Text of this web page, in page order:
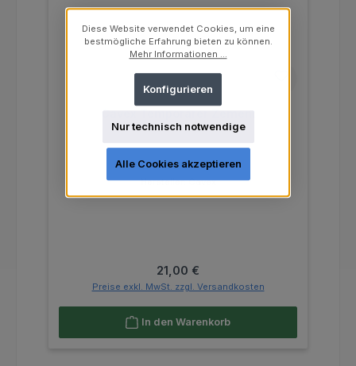
Hersteller:Cavex
Regulärer Preis:
21,00 €
Preise exkl. MwSt. zzgl. Versandkosten
In den Warenkorb
Diese Website verwendet Cookies, um eine
bestmögliche Erfahrung bieten zu können.
Mehr Informationen ...
Nur technisch notwendige
Konfigurieren
Alle Cookies akzeptieren